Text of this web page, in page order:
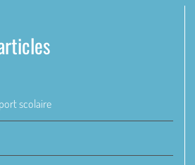
scolaire